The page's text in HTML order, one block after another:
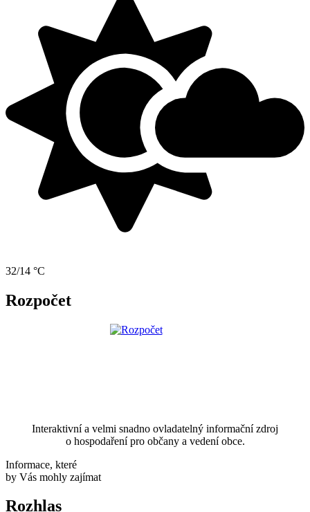
32/14 °C
Rozpočet
Interaktivní a velmi snadno ovladatelný informační zdroj
o hospodaření pro občany a vedení obce.
Informace, které
by Vás mohly zajímat
Rozhlas